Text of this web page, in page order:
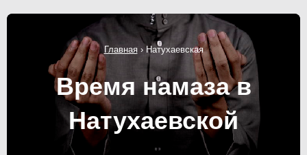
Главная›Натухаевская
Время намаза в
Натухаевской